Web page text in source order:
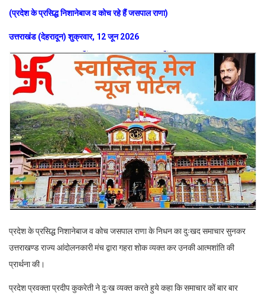
(प्रदेश के प्रसिद्ध निशानेबाज व कोच रहे हैं जसपाल राणा)
उत्तराखंड (देहरादून) शुक्रवार, 12 जून 2026
प्रदेश के प्रसिद्ध निशानेबाज व कोच जसपाल राणा के निधन का दुःखद समाचार सुनकर
उत्तराखण्ड राज्य आंदोलनकारी मंच द्वारा गहरा शोक व्यक्त कर उनकी आत्मशांति की
प्रार्थना की।
प्रदेश प्रवक्ता प्रदीप कुकरेती ने दुःख व्यक्त करते हुये कहा कि समाचार कों बार बार